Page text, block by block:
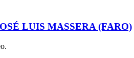
LUIS MASSERA (FARO)